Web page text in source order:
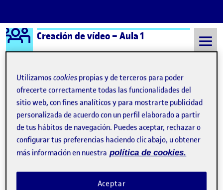
Saltar al contenido
Logo Ágora
Creación de vídeo – Aula 1
Semestre 20232 - Aula 1 #foto
#foto
Utilizamoscookies propias y de terceros para poder
ofrecerte correctamente todas las funcionalidades del
sitio web, con fines analíticos y para mostrarte publicidad
personalizada de acuerdo con un perfil elaborado a partir
de tus hábitos de navegación. Puedes aceptar, rechazar o
configurar tus preferencias haciendo clic abajo, u obtener
más información en nuestra política de cookies.
Aceptar